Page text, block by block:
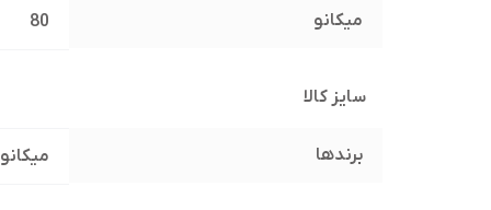
میکانو 80
سایز کالا
برندها میکانو